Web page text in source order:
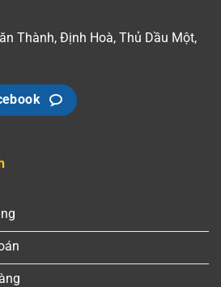
Thành, Định Hoà, Thủ Dầu Một,